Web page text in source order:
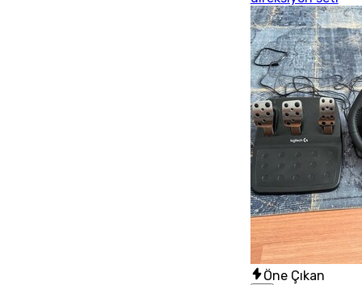
Öne Çıkan